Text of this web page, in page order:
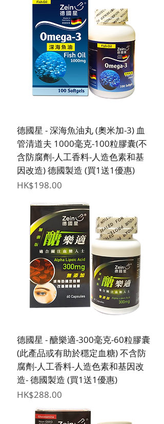
德國星 - 深海魚油丸 (奧米加-3) 血
管清道夫 1000毫克-100粒膠囊(不
含防腐劑-人工香料-人造色素和基
因改造) 德國製造 (買1送1優惠)
價格
HK$198.00
德國星 - 醣樂適-300毫克-60粒膠囊
(此產品或有助於穩定血糖) 不含防
腐劑-人工香料-人造色素和基因改
造- 德國製造 (買1送1優惠)
價格
HK$288.00